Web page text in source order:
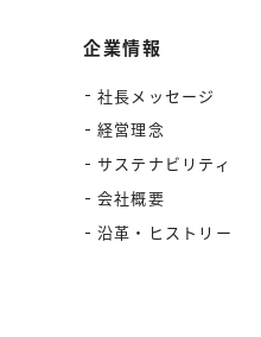
企業情報
社長メッセージ
経営理念
サステナビリティ
会社概要
沿革・ヒストリー